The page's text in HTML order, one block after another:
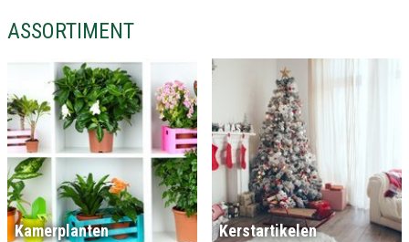
ASSORTIMENT
Kamerplanten Kerstartikelen